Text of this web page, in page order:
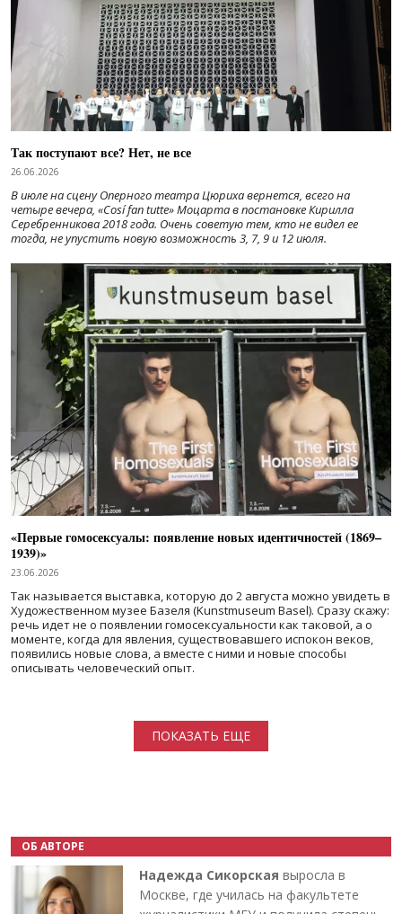
Так поступают все? Нет, не все
26.06.2026
В июле на сцену Оперного театра Цюриха вернется, всего на
четыре вечера, «Cosí fan tutte» Моцарта в постановке Кирилла
Серебренникова 2018 года. Очень советую тем, кто не видел ее
тогда, не упустить новую возможность 3, 7, 9 и 12 июля.
«Первые гомосексуалы: появление новых идентичностей (1869–
1939)»
23.06.2026
Так называется выставка, которую до 2 августа можно увидеть в
Художественном музее Базеля (Kunstmuseum Basel). Сразу скажу:
речь идет не о появлении гомосексуальности как таковой, а о
моменте, когда для явления, существовавшего испокон веков,
появились новые слова, а вместе с ними и новые способы
описывать человеческий опыт.
ПОКАЗАТЬ ЕЩЕ
ОБ АВТОРЕ
Надежда Сикорская выросла в
Москве, где училась на факультете